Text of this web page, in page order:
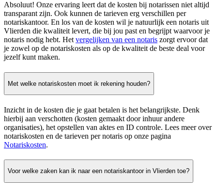
Absoluut! Onze ervaring leert dat de kosten bij notarissen niet altijd
transparant zijn. Ook kunnen de tarieven erg verschillen per
notariskantoor. En los van de kosten wil je natuurlijk een notaris uit
Vlierden die kwaliteit levert, die bij jou past en begrijpt waarvoor je
notaris nodig hebt. Hetvergelijken van een notaris zorgt ervoor dat
je zowel op de notariskosten als op de kwaliteit de beste deal voor
jezelf kunt maken.
Met welke notariskosten moet ik rekening houden?
Inzicht in de kosten die je gaat betalen is het belangrijkste. Denk
hierbij aan verschotten (kosten gemaakt door inhuur andere
organisaties), het opstellen van aktes en ID controle. Lees meer over
notariskosten en de tarieven per notaris op onze pagina
Notariskosten.
Voor welke zaken kan ik naar een notariskantoor in Vlierden toe?